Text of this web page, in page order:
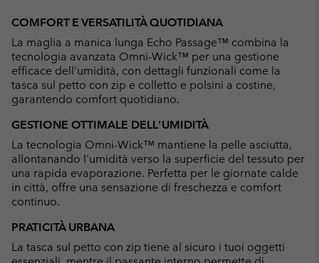
COMFORT E VERSATILITÀ QUOTIDIANA
La maglia a manica lunga Echo Passage™ combina la
tecnologia avanzata Omni-Wick™ per una gestione
efficace dell’umidità, con dettagli funzionali come la
tasca sul petto con zip e colletto e polsini a costine,
garantendo comfort quotidiano.
GESTIONE OTTIMALE DELL'UMIDITÀ
La tecnologia Omni-Wick™ mantiene la pelle asciutta,
allontanando l'umidità verso la superficie del tessuto per
una rapida evaporazione. Perfetta per le giornate calde
in città, offre una sensazione di freschezza e comfort
continuo.
PRATICITÀ URBANA
La tasca sul petto con zip tiene al sicuro i tuoi oggetti